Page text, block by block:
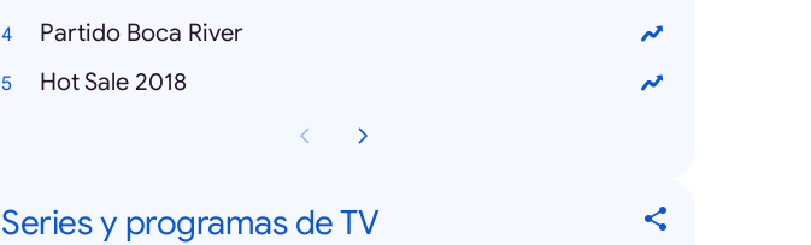
Partido Boca River
Hot Sale 2018
Series y programas de TV